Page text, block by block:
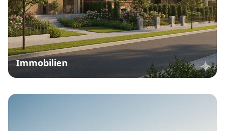
Immobilien